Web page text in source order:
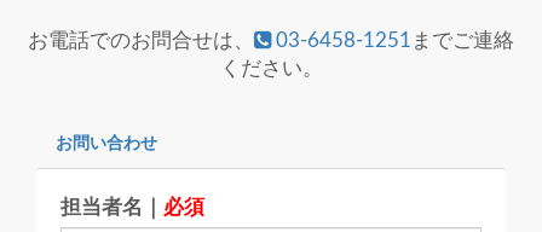
お電話でのお問合せは、 03-6458-1251 までご連絡
ください。
お問い合わせ
担当者名｜ 必須